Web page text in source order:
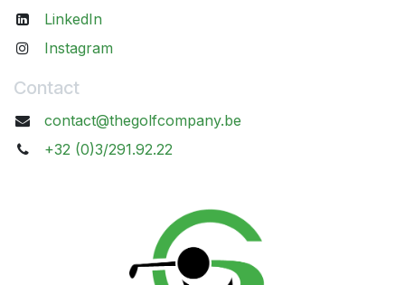
LinkedIn
Instagram
Contact
contact@thegolfcompany.be
+32 (0)3/291.92.22